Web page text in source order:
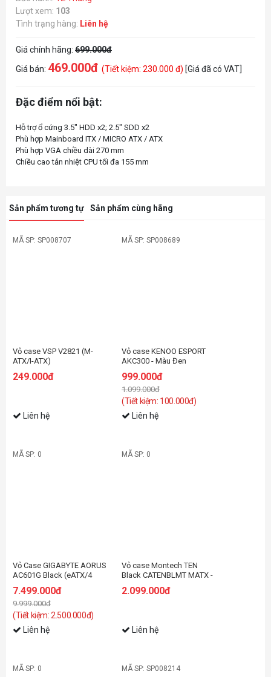
Lượt xem: 103
Tình trạng hàng: Liên hệ
Giá chính hãng: 699.000đ
Giá bán: 469.000đ (Tiết kiệm: 230.000 đ) [Giá đã có VAT]
Đặc điểm nổi bật:
Hỗ trợ ổ cứng 3.5" HDD x2; 2.5" SDD x2
Phù hợp Mainboard ITX / MICRO ATX / ATX
Phù hợp VGA chiều dài 270 mm
Sản phẩm tương tự Sản phẩm cùng hãng
MÃ SP: SP008707
Vỏ case VSP V2821 (M-
ATX/I-ATX)
249.000đ
Liên hệ
MÃ SP: SP008689
Vỏ case KENOO ESPORT
AKC300 - Màu Đen
999.000đ
1.099.000đ
(Tiết kiệm: 100.000đ)
Liên hệ
MÃ SP: 0
Vỏ Case GIGABYTE AORUS
AC601G Black (eATX/4
7.499.000đ
9.999.000đ
(Tiết kiệm: 2.500.000đ)
Liên hệ
MÃ SP: 0
Vỏ case Montech TEN
Black CATENBLMT MATX -
2.099.000đ
Liên hệ
MÃ SP: 0 MÃ SP: SP008214